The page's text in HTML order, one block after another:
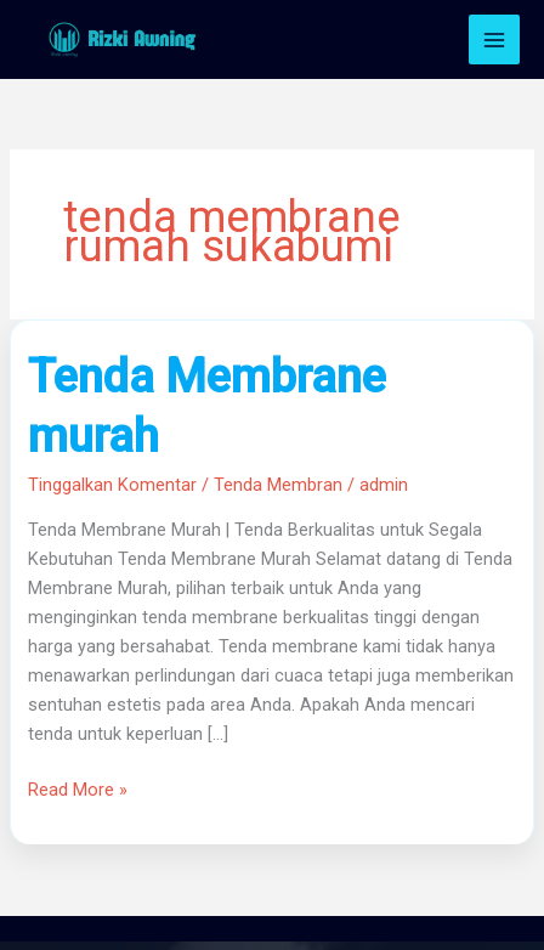
tenda membrane
rumah sukabumi
Tenda Membrane
murah
Tinggalkan Komentar /Tenda Membran /admin
Tenda Membrane Murah | Tenda Berkualitas untuk Segala
Kebutuhan Tenda Membrane Murah Selamat datang di Tenda
Membrane Murah, pilihan terbaik untuk Anda yang
menginginkan tenda membrane berkualitas tinggi dengan
harga yang bersahabat. Tenda membrane kami tidak hanya
menawarkan perlindungan dari cuaca tetapi juga memberikan
sentuhan estetis pada area Anda. Apakah Anda mencari
tenda untuk keperluan […]
Tenda
Membrane
murah
Read More »